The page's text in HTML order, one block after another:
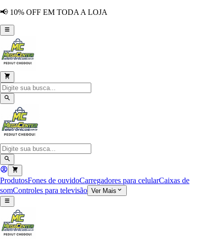
📢 10% OFF EM TODA A LOJA
ProdutosFones de ouvidoCarregadores para celularCaixas de
somControles para televisão Ver Mais